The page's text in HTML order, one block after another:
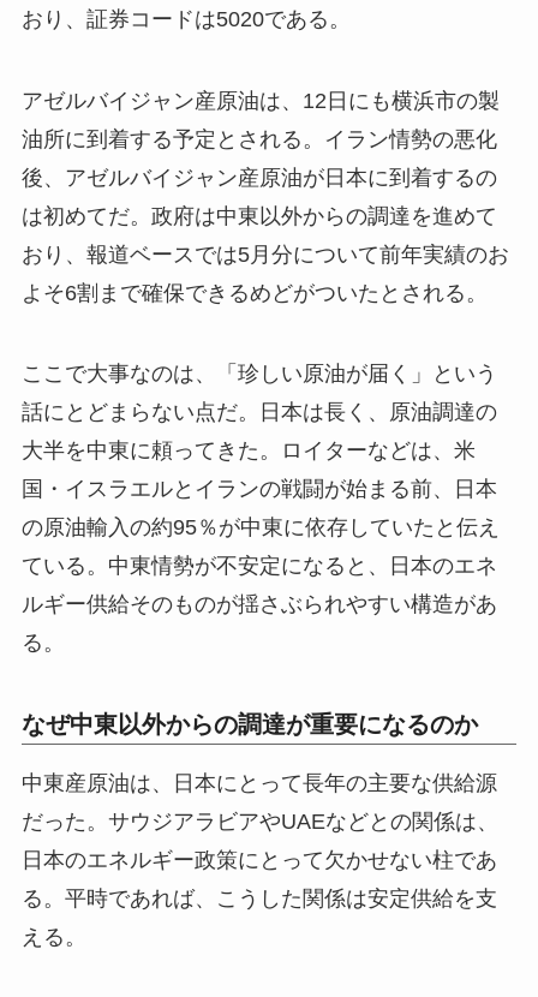
おり、証券コードは5020である。
アゼルバイジャン産原油は、12日にも横浜市の製
油所に到着する予定とされる。イラン情勢の悪化
後、アゼルバイジャン産原油が日本に到着するの
は初めてだ。政府は中東以外からの調達を進めて
おり、報道ベースでは5月分について前年実績のお
よそ6割まで確保できるめどがついたとされる。
ここで大事なのは、「珍しい原油が届く」という
話にとどまらない点だ。日本は長く、原油調達の
大半を中東に頼ってきた。ロイターなどは、米
国・イスラエルとイランの戦闘が始まる前、日本
の原油輸入の約95％が中東に依存していたと伝え
ている。中東情勢が不安定になると、日本のエネ
ルギー供給そのものが揺さぶられやすい構造があ
る。
なぜ中東以外からの調達が重要になるのか
中東産原油は、日本にとって長年の主要な供給源
だった。サウジアラビアやUAEなどとの関係は、
日本のエネルギー政策にとって欠かせない柱であ
る。平時であれば、こうした関係は安定供給を支
える。